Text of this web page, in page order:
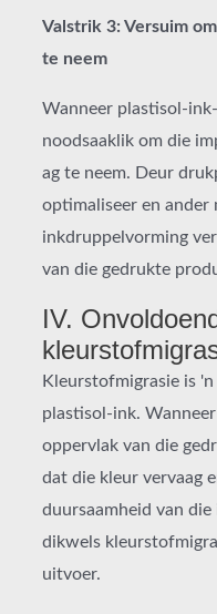
Valstrik 3: Versuim
te neem
Wanneer plastisol-
noodsaaklik om die
ag te neem. Deur
optimaliseer en ander
inkdruppelvorming
van die gedrukte
IV.
Kleurstofmigrasie is
plastisol-ink.
oppervlak van die
dat die kleur vervaag
duursaamheid van
dikwels
uitvoer.